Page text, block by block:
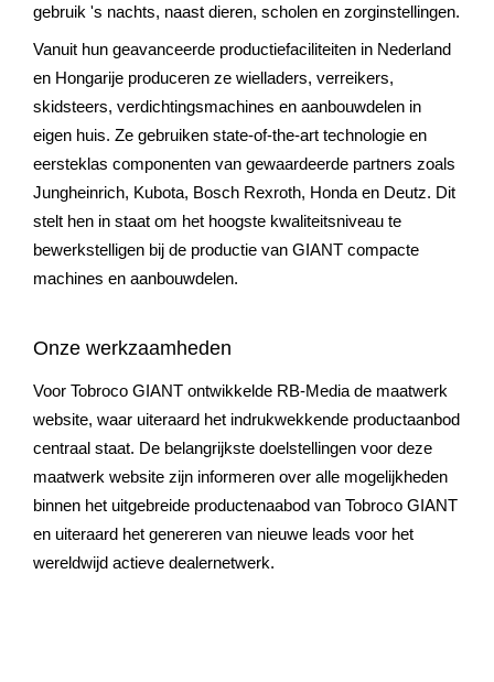
gebruik 's nachts, naast dieren, scholen en zorginstellingen.
Vanuit hun geavanceerde productiefaciliteiten in Nederland
en Hongarije produceren ze wielladers, verreikers,
skidsteers, verdichtingsmachines en aanbouwdelen in
eigen huis. Ze gebruiken state-of-the-art technologie en
eersteklas componenten van gewaardeerde partners zoals
Jungheinrich, Kubota, Bosch Rexroth, Honda en Deutz. Dit
stelt hen in staat om het hoogste kwaliteitsniveau te
bewerkstelligen bij de productie van GIANT compacte
machines en aanbouwdelen.
Onze werkzaamheden
Voor Tobroco GIANT ontwikkelde RB-Media de maatwerk
website, waar uiteraard het indrukwekkende productaanbod
centraal staat. De belangrijkste doelstellingen voor deze
maatwerk website zijn informeren over alle mogelijkheden
binnen het uitgebreide productenaabod van Tobroco GIANT
en uiteraard het genereren van nieuwe leads voor het
wereldwijd actieve dealernetwerk.